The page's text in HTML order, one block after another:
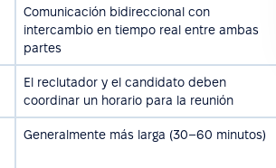
Comunicación bidireccional con
intercambio en tiempo real entre ambas
partes
El reclutador y el candidato deben
coordinar un horario para la reunión
Generalmente más larga (30–60 minutos)